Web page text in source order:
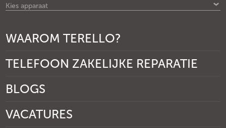
Kies apparaat
WAAROM TERELLO?
TELEFOON ZAKELIJKE REPARATIE
BLOGS
VACATURES